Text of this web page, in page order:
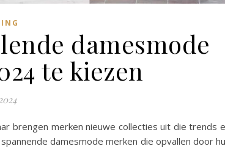
damesmode
te kiezen
brengen merken nieuwe collecties uit die trends
damesmode merken die opvallen door